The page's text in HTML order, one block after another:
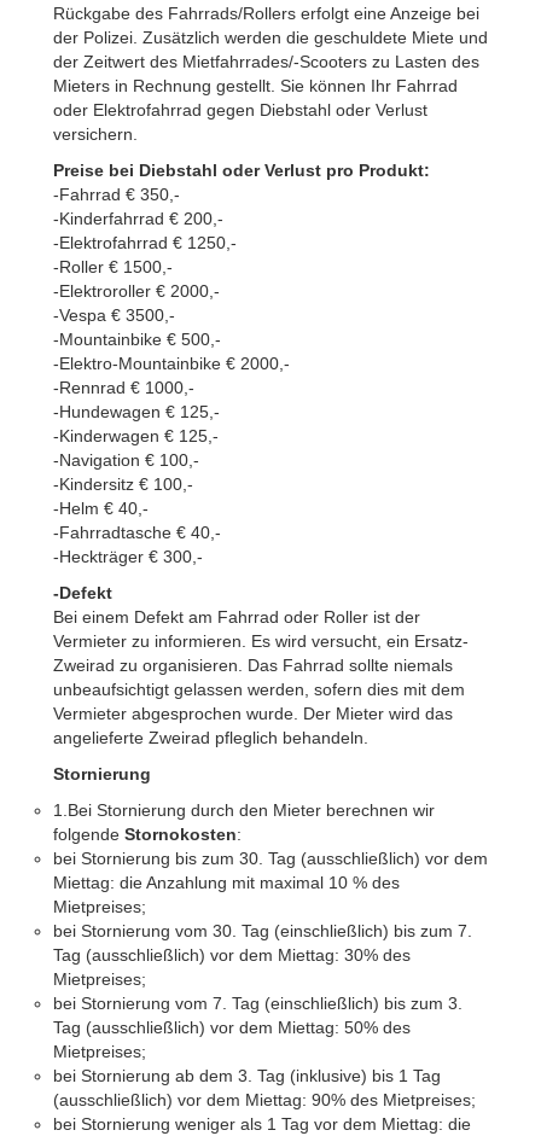
Rückgabe des Fahrrads/Rollers erfolgt eine Anzeige bei
der Polizei. Zusätzlich werden die geschuldete Miete und
der Zeitwert des Mietfahrrades/-Scooters zu Lasten des
Mieters in Rechnung gestellt. Sie können Ihr Fahrrad
oder Elektrofahrrad gegen Diebstahl oder Verlust
versichern.
Preise bei Diebstahl oder Verlust pro Produkt:
-Fahrrad € 350,-
-Kinderfahrrad € 200,-
-Elektrofahrrad € 1250,-
-Roller € 1500,-
-Elektroroller € 2000,-
-Vespa € 3500,-
-Mountainbike € 500,-
-Elektro-Mountainbike € 2000,-
-Rennrad € 1000,-
-Hundewagen € 125,-
-Kinderwagen € 125,-
-Navigation € 100,-
-Kindersitz € 100,-
-Helm € 40,-
-Fahrradtasche € 40,-
-Heckträger € 300,-
-Defekt
Bei einem Defekt am Fahrrad oder Roller ist der
Vermieter zu informieren. Es wird versucht, ein Ersatz-
Zweirad zu organisieren. Das Fahrrad sollte niemals
unbeaufsichtigt gelassen werden, sofern dies mit dem
Vermieter abgesprochen wurde. Der Mieter wird das
angelieferte Zweirad pfleglich behandeln.
Stornierung
1.Bei Stornierung durch den Mieter berechnen wir
folgende Stornokosten:
bei Stornierung bis zum 30. Tag (ausschließlich) vor dem
Miettag: die Anzahlung mit maximal 10 % des
Mietpreises;
bei Stornierung vom 30. Tag (einschließlich) bis zum 7.
Tag (ausschließlich) vor dem Miettag: 30% des
Mietpreises;
bei Stornierung vom 7. Tag (einschließlich) bis zum 3.
Tag (ausschließlich) vor dem Miettag: 50% des
Mietpreises;
bei Stornierung ab dem 3. Tag (inklusive) bis 1 Tag
(ausschließlich) vor dem Miettag: 90% des Mietpreises;
bei Stornierung weniger als 1 Tag vor dem Miettag: die